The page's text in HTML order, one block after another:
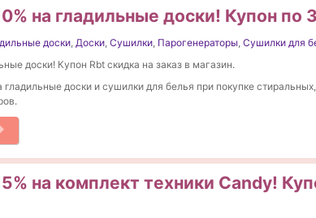
на гладильные доски! Купон по
доски, Доски, Сушилки, Парогенераторы, Сушилки для
доски! Купон Rbt скидка на заказ в магазин.
гладильные доски и сушилки для белья при покупке
на комплект техники Candy!